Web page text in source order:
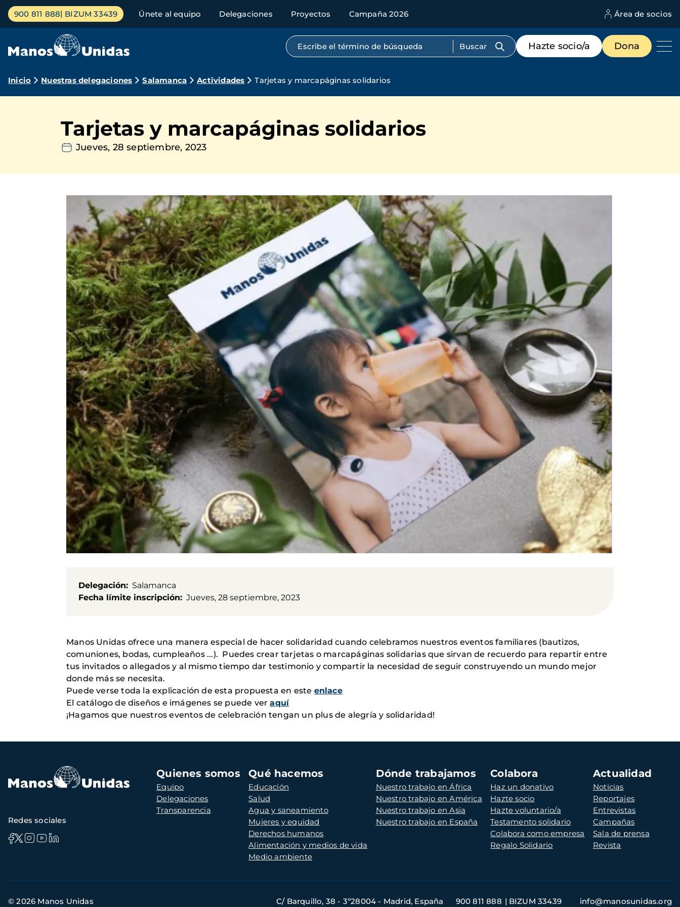
Pasar
contenido
Menú
principal
900 811 888 BIZUM 33439 Únete al equipo Delegaciones Proyectos Campaña 2026 Área de socios
Búsqueda por texto completo
Menú
de
destacados
Hazte socio/a Dona
Ruta
navegación
Inicio Nuestras delegaciones Salamanca Actividades Tarjetas y marcapáginas solidarios
Tarjetas y marcapáginas solidarios
Jueves, 28 septiembre, 2023
Delegación
Salamanca
Fecha límite inscripción
Jueves, 28 septiembre, 2023
Manos Unidas ofrece una manera especial de hacer solidaridad cuando celebramos nuestros eventos familiares (bautizos,
comuniones, bodas, cumpleaños ...). Puedes crear tarjetas o marcapáginas solidarias que sirvan de recuerdo para repartir entre
tus invitados o allegados y al mismo tiempo dar testimonio y compartir la necesidad de seguir construyendo un mundo mejor
donde más se necesita.
Puede verse toda la explicación de esta propuesta en este enlace
El catálogo de diseños e imágenes se puede veraquí
¡Hagamos que nuestros eventos de celebración tengan un plus de alegría y solidaridad!
Navegación
principal
Quienes somos
Equipo
Delegaciones
Transparencia
Qué hacemos
Educación
Salud
Agua y saneamiento
Mujeres y equidad
Derechos humanos
Alimentación y medios de vida
Medio ambiente
Dónde trabajamos
Nuestro trabajo en África
Nuestro trabajo en América
Nuestro trabajo en Asia
Nuestro trabajo en España
Colabora
Haz un donativo
Hazte socio
Hazte voluntario/a
Testamento solidario
Colabora como empresa
Regalo Solidario
Actualidad
Noticias
Reportajes
Entrevistas
Campañas
Sala de prensa
Revista
Redes sociales
de
© 2026 Manos Unidas C/ Barquillo, 38 - 3º28004 - Madrid, España 900 811 888 BIZUM 33439 info@manosunidas.org